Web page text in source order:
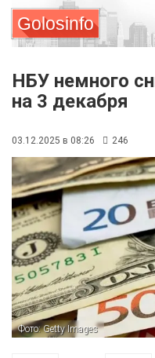
Golosinfo
НБУ немного
на 3 декабря
03.12.2025 в 08:26 246
Фото: Getty Images